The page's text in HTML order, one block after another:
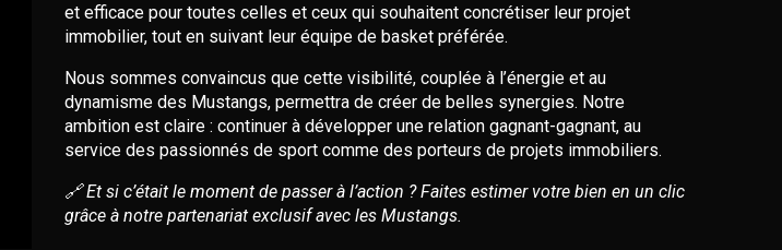
et efficace pour toutes celles et ceux qui souhaitent concrétiser leur projet
immobilier, tout en suivant leur équipe de basket préférée.
Nous sommes convaincus que cette visibilité, couplée à l’énergie et au
dynamisme des Mustangs, permettra de créer de belles synergies. Notre
ambition est claire : continuer à développer une relation gagnant-gagnant, au
service des passionnés de sport comme des porteurs de projets immobiliers.
🔗 Et si c’était le moment de passer à l’action ? Faites estimer votre bien en un clic
grâce à notre partenariat exclusif avec les Mustangs.